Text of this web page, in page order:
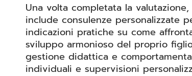
Una volta completata la
include consulenze personalizzate
indicazioni pratiche su come
sviluppo armonioso del proprio
gestione didattica e
individuali e supervisioni